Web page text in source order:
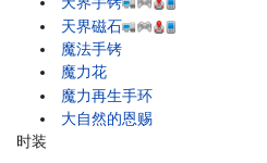
天界磁石
魔法手铐
魔力花
魔力再生手环
大自然的恩赐
时装